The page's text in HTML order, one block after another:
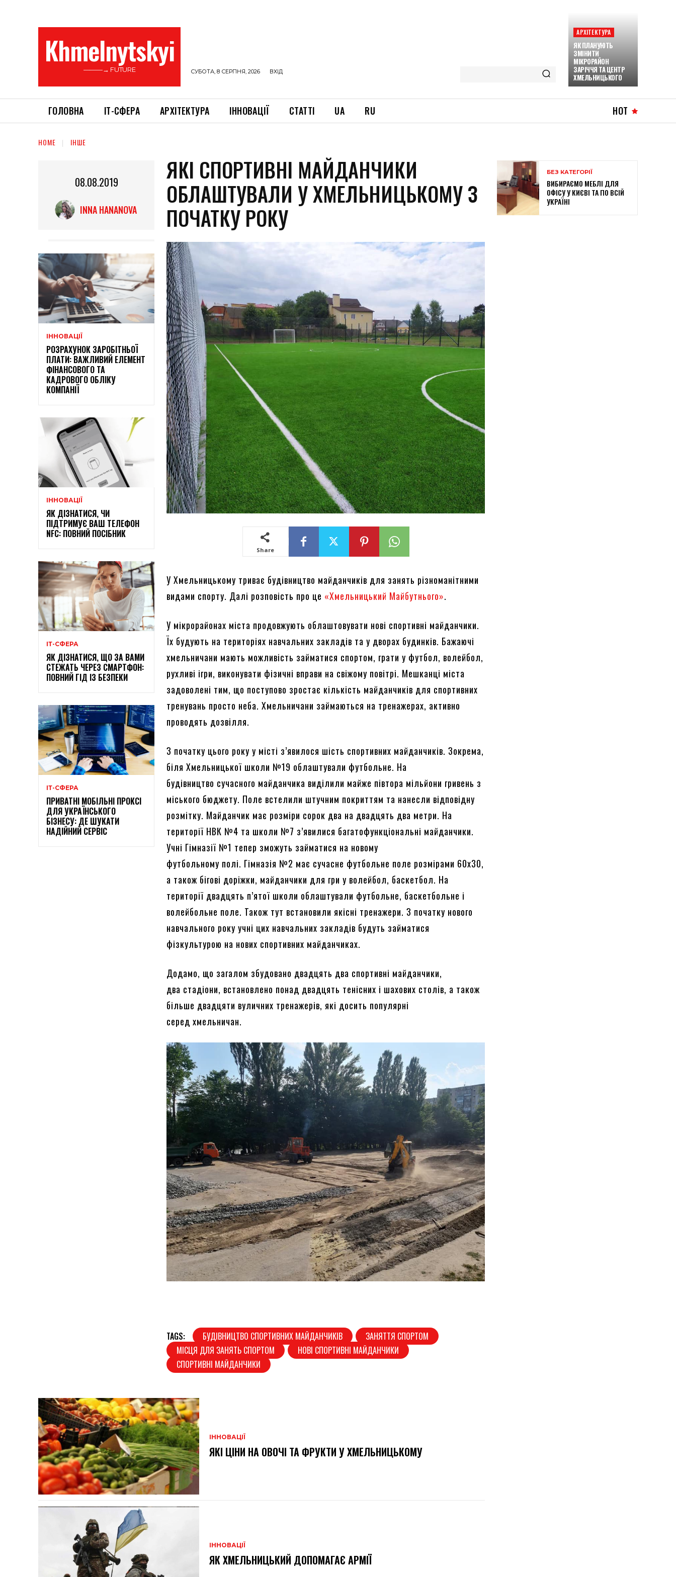
Khmelnytskyi
———→ FUTURE СУБОТА, 8 СЕРПНЯ, 2026 ВХІД
АРХІТЕКТУРА
ЯК ПЛАНУЮТЬ
ЗМІНИТИ
МІКРОРАЙОН
ЗАРІЧЧЯ ТА ЦЕНТР
ХМЕЛЬНИЦЬКОГО
ГОЛОВНА ІТ-СФЕРА АРХІТЕКТУРА ІННОВАЦІЇ СТАТТІ UA RU HOT
HOME ІНШЕ
08.08.2019
INNA HANANOVA
ІННОВАЦІЇ
РОЗРАХУНОК ЗАРОБІТНЬОЇ
ПЛАТИ: ВАЖЛИВИЙ ЕЛЕМЕНТ
ФІНАНСОВОГО ТА
КАДРОВОГО ОБЛІКУ
КОМПАНІЇ
ІННОВАЦІЇ
ЯК ДІЗНАТИСЯ, ЧИ
ПІДТРИМУЄ ВАШ ТЕЛЕФОН
NFC: ПОВНИЙ ПОСІБНИК
ІТ-СФЕРА
ЯК ДІЗНАТИСЯ, ЩО ЗА ВАМИ
СТЕЖАТЬ ЧЕРЕЗ СМАРТФОН:
ПОВНИЙ ГІД ІЗ БЕЗПЕКИ
ІТ-СФЕРА
ПРИВАТНІ МОБІЛЬНІ ПРОКСІ
ДЛЯ УКРАЇНСЬКОГО
БІЗНЕСУ: ДЕ ШУКАТИ
НАДІЙНИЙ СЕРВІС
ЯКІ СПОРТИВНІ МАЙДАНЧИКИ
ОБЛАШТУВАЛИ У ХМЕЛЬНИЦЬКОМУ З
ПОЧАТКУ РОКУ
Share
У Хмельницькому триває будівництво майданчиків для занять різноманітними
видами спорту. Далі розповість про це «Хмельницький Майбутнього».
У мікрорайонах міста продовжують облаштовувати нові спортивні майданчики.
Їх будують на територіях навчальних закладів та у дворах будинків. Бажаючі
хмельничани мають можливість займатися спортом, грати у футбол, волейбол,
рухливі ігри, виконувати фізичні вправи на свіжому повітрі. Мешканці міста
задоволені тим, що поступово зростає кількість майданчиків для спортивних
тренувань просто неба. Хмельничани займаються на тренажерах, активно
проводять дозвілля.
З початку цього року у місті з’явилося шість спортивних майданчиків. Зокрема,
біля Хмельницької школи №19 облаштували футбольне. На
будівництво сучасного майданчика виділили майже півтора мільйони гривень з
міського бюджету. Поле встелили штучним покриттям та нанесли відповідну
розмітку. Майданчик має розміри сорок два на двадцять два метри. На
території НВК №4 та школи №7 з’явилися багатофункціональні майданчики.
Учні Гімназії №1 тепер зможуть займатися на новому
футбольному полі. Гімназія №2 має сучасне футбольне поле розмірами 60х30,
а також бігові доріжки, майданчики для гри у волейбол, баскетбол. На
території двадцять п’ятої школи облаштували футбольне, баскетбольне і
волейбольне поле. Також тут встановили якісні тренажери. З початку нового
навчального року учні цих навчальних закладів будуть займатися
фізкультурою на нових спортивних майданчиках.
Додамо, що загалом збудовано двадцять два спортивні майданчики,
два стадіони, встановлено понад двадцять тенісних і шахових столів, а також
більше двадцяти вуличних тренажерів, які досить популярні
серед хмельничан.
TAGS: БУДІВНИЦТВО СПОРТИВНИХ МАЙДАНЧИКІВ
ЗАНЯТТЯ СПОРТОМ
МІСЦЯ ДЛЯ ЗАНЯТЬ СПОРТОМ
НОВІ СПОРТИВНІ МАЙДАНЧИКИ
СПОРТИВНІ МАЙДАНЧИКИ
ІННОВАЦІЇ
ЯКІ ЦІНИ НА ОВОЧІ ТА ФРУКТИ У ХМЕЛЬНИЦЬКОМУ
ІННОВАЦІЇ
ЯК ХМЕЛЬНИЦЬКИЙ ДОПОМАГАЄ АРМІЇ
БЕЗ КАТЕГОРІЇ
ВИБИРАЄМО МЕБЛІ ДЛЯ
ОФІСУ У КИЄВІ ТА ПО ВСІЙ
УКРАЇНІ